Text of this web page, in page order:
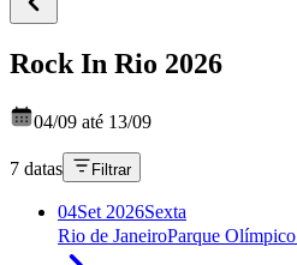
Rock In Rio 2026
04/09 até 13/09
7 datas Filtrar
04Set 2026Sexta
Rio de JaneiroParque Olímpico